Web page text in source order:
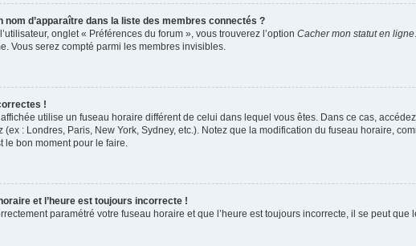
nom d’apparaître dans la liste des membres connectés ?
onglet « Préférences du forum », vous trouverez l’option Cacher mon statut en ligne
Vous serez compté parmi les membres invisibles.
!
utilise un fuseau horaire différent de celui dans lequel vous êtes. Dans ce cas,
(ex : Londres, Paris, New York, Sydney, etc.). Notez que la modification du fuseau horaire,
le bon moment pour le faire.
et l’heure est toujours incorrecte !
paramétré votre fuseau horaire et que l’heure est toujours incorrecte, il se peut